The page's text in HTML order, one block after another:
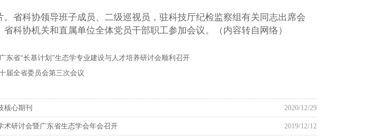
省科协领导班子成员、二级巡视员，驻科技厅纪检监察组有关同志出席会
科协机关和直属单位全体党员干部职工参加会议。（内容转自网络）
东省“长基计划”生态学专业建设与人才培养研讨会顺利召开
届全省委员会第三次会议
2020/12/29
核心期刊
2019/12/12
术研讨会暨广东省生态学会年会召开